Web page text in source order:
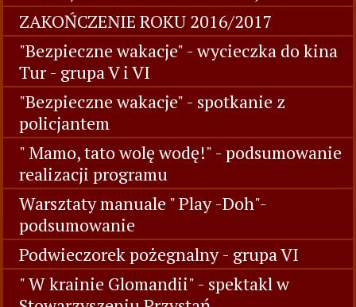
ZAKOŃCZENIE ROKU 2016/2017
"Bezpieczne wakacje" - wycieczka do kina
Tur - grupa V i VI
"Bezpieczne wakacje" - spotkanie z
policjantem
" Mamo, tato wolę wodę!" - podsumowanie
realizacji programu
Warsztaty manuale " Play -Doh"-
podsumowanie
Podwieczorek pożegnalny - grupa VI
" W krainie Glomandii" - spektakl w